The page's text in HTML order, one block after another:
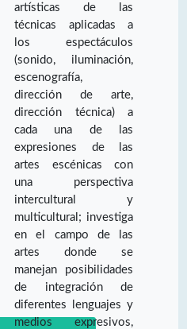
artísticas de las
técnicas aplicadas a
los espectáculos
(sonido, iluminación,
escenografía,
dirección de arte,
dirección técnica) a
cada una de las
expresiones de las
artes escénicas con
una perspectiva
intercultural y
multicultural; investiga
en el campo de las
artes donde se
manejan posibilidades
de integración de
diferentes lenguajes y
medios expresivos,